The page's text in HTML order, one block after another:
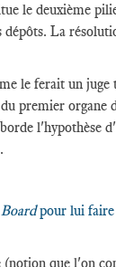
le deuxième
La
le ferait un
premier organe
l'hypothèse
pour lui faire
(notion que l'on